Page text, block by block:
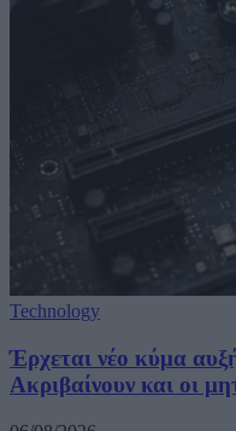
Technology
Έρχεται νέο κύμα
Ακριβαίνουν και οι